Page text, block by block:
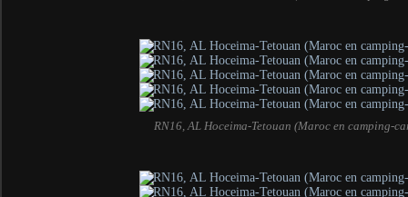
RN16, AL Hoceima-Tetouan (Maroc en camping-